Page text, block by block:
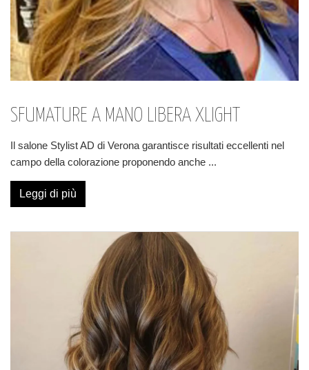
SFUMATURE A MANO LIBERA XLIGHT
Il salone Stylist AD di Verona garantisce risultati eccellenti nel
campo della colorazione proponendo anche ...
Leggi di più